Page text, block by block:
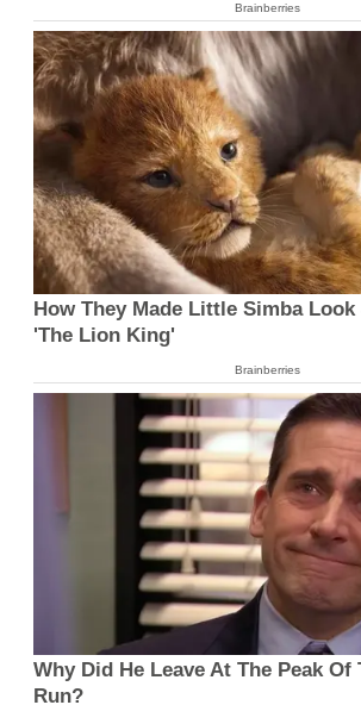
Brainberries
How They Made Little Simba
'The Lion King'
Brainberries
Why Did He Leave At The Peak Of
Run?